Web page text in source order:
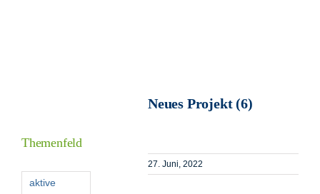
Neues Projekt (6)
27. Juni, 2022
Themenfeld
aktive